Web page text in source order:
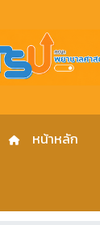
หน้าหลัก